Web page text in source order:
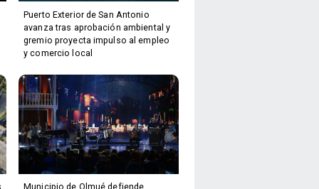
Puerto Exterior de San Antonio
avanza tras aprobación ambiental y
gremio proyecta impulso al empleo
y comercio local
Municipio de Olmué defiende